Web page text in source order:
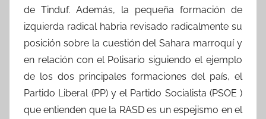
de Tinduf. Además, la pequeña formación de
izquierda radical habria revisado radicalmente su
posición sobre la cuestión del Sahara marroquí y
en relación con el Polisario siguiendo el ejemplo
de los dos principales formaciones del país, el
Partido Liberal (PP) y el Partido Socialista (PSOE )
que entienden que la RASD es un espejismo en el